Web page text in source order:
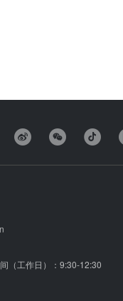
（工作日）：9:30-12:30